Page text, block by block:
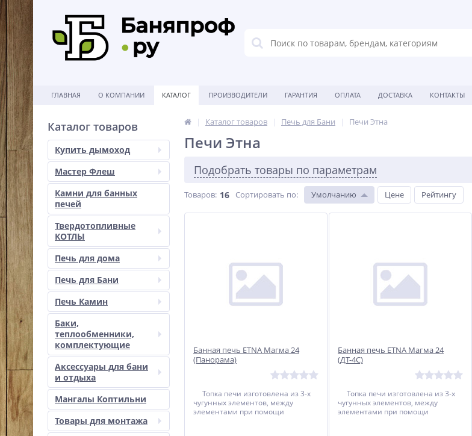
ГЛАВНАЯ О КОМПАНИИ КАТАЛОГ ПРОИЗВОДИТЕЛИ ГАРАНТИЯ ОПЛАТА ДОСТАВКА КОНТАКТЫ
Каталог товаров
Купить дымоход
Мастер Флеш
Камни для банных
печей
Твердотопливные
КОТЛЫ
Печь для дома
Печь для Бани
Печь Камин
Баки,
теплообменники,
комплектующие
Аксессуары для бани
и отдыха
Мангалы Коптильни
Товары для монтажа
Каталог товаров Печь для Бани Печи Этна
Печи Этна
Подобрать товары по параметрам
Товаров: 16 Сортировать по: Умолчанию Цене Рейтингу
Банная печь ETNA Магма 24
(Панорама)
Топка печи изготовлена из 3-х
чугунных элементов, между
элементами при помощи
Банная печь ETNA Магма 24
(ДТ-4С)
Топка печи изготовлена из 3-х
чугунных элементов, между
элементами при помощи